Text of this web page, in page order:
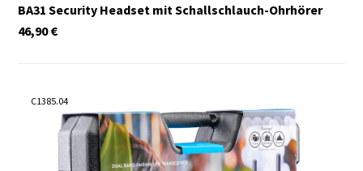
BA31 Security Headset mit Schallschlauch-Ohrhörer
€
46,90
C1385.04